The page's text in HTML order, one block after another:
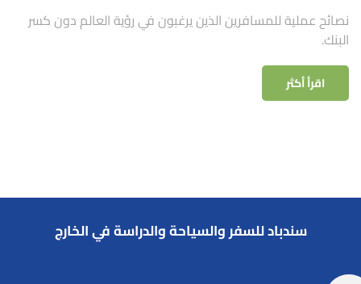
نصائح عملية للمسافرين الذين يرغبون في رؤية العالم دون كسر
البنك.
اقرأ أكثر
سندباد للسفر والسياحة والدراسة في الخارج